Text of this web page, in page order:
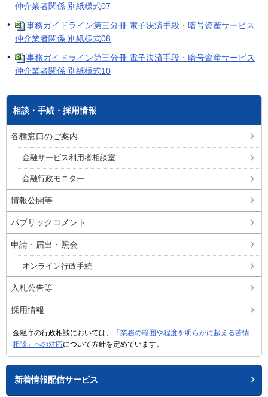
仲介業者関係 別紙様式07
事務ガイドライン第三分冊 電子決済手段・暗号資産サービス
仲介業者関係 別紙様式08
事務ガイドライン第三分冊 電子決済手段・暗号資産サービス
仲介業者関係 別紙様式10
相談・手続・採用情報
各種窓口のご案内
金融サービス利用者相談室
金融行政モニター
情報公開等
パブリックコメント
申請・届出・照会
オンライン行政手続
入札公告等
採用情報
金融庁の行政相談においては、
「業務の範囲や程度を明らかに超える苦情
相談」への対応について方針を定めています。
新着情報配信サービス